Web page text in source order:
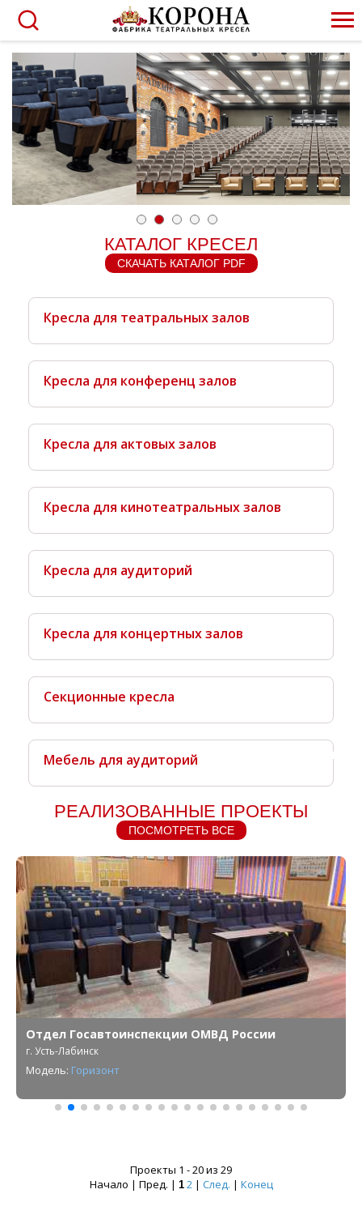
КАТАЛОГ КРЕСЕЛ
СКАЧАТЬ КАТАЛОГ PDF
Кресла для театральных залов
Кресла для конференц залов
Кресла для актовых залов
Кресла для кинотеатральных залов
Кресла для аудиторий
Кресла для концертных залов
Секционные кресла
Мебель для аудиторий
РЕАЛИЗОВАННЫЕ ПРОЕКТЫ
ПОСМОТРЕТЬ ВСЕ
Отдел Госавтоинспекции ОМВД России
г. Усть-Лабинск
Модель: Горизонт
Проекты 1 - 20 из 29
Начало | Пред. | 1 2| След. | Конец
В